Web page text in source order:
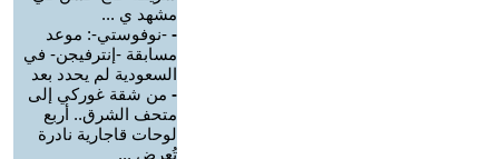
مشهد ي ...
- -نوفوستي-: موعد
مسابقة -إنترفيجن- في
السعودية لم يحدد بعد
- من شقة غوركي إلى
متحف الشرق.. أربع
لوحات قاجارية نادرة
تُعرض ...